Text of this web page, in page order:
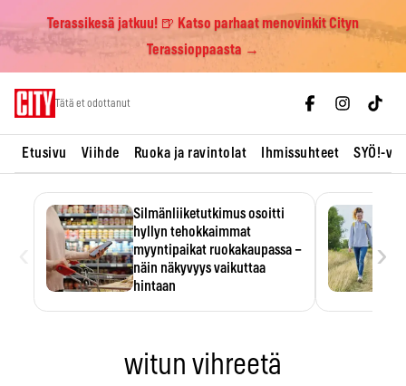
Terassikesä jatkuu! 🍺 Katso parhaat menovinkit Cityn
Terassioppaasta →
Tätä et odottanut
Etusivu Viihde Ruoka ja ravintolat Ihmissuhteet SYÖ!-
Silmänliiketutkimus osoitti
hyllyn tehokkaimmat
myyntipaikat ruokakaupassa –
näin näkyvyys vaikuttaa
hintaan
›
witun vihreetä